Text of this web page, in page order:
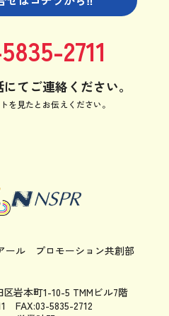
てご連絡ください。
2711
を見たと お伝えください。
ール プロモーション共創部
岩本町1-10-5 TMMビル7階
FAX:03-5835-2712